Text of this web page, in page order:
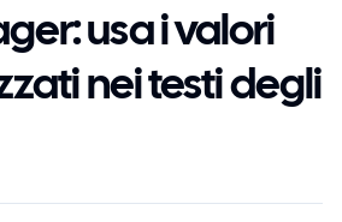
usa i valori
nei testi degli